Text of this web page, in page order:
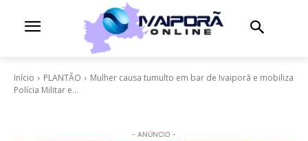
Início PLANTÃO
Mulher causa tumulto em bar de Ivaiporã e mobiliza
Polícia Militar e...
- ANÚNCIO -